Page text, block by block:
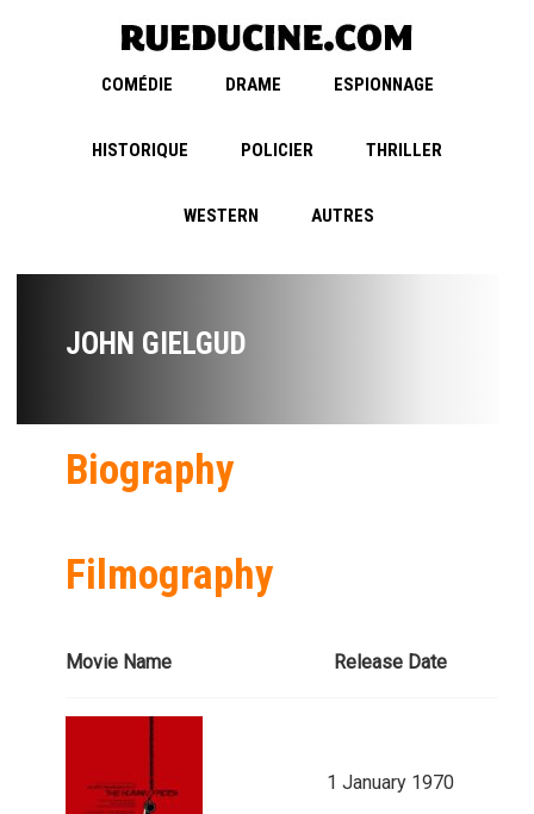
COMÉDIE DRAME ESPIONNAGE
HISTORIQUE POLICIER THRILLER
WESTERN AUTRES
JOHN GIELGUD
Biography
Filmography
Movie Name Release Date
1 January 1970